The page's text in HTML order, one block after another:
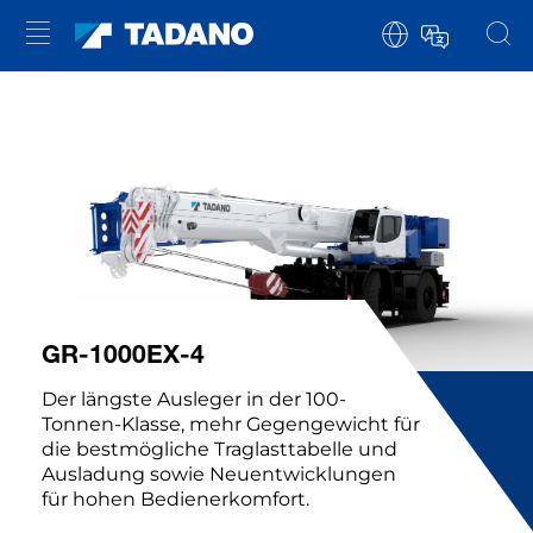
GR-1000EX-4
Der längste Ausleger in der 100-
Tonnen-Klasse, mehr Gegengewicht für
die bestmögliche Traglasttabelle und
Ausladung sowie Neuentwicklungen
für hohen Bedienerkomfort.